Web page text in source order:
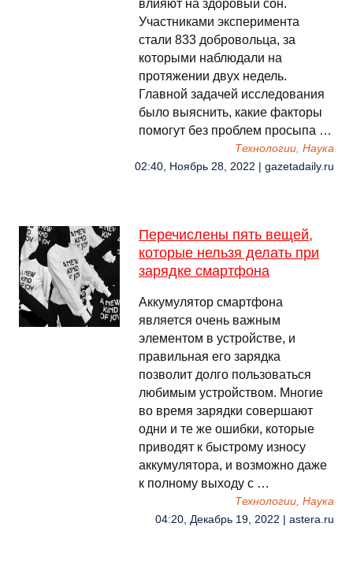
влияют на здоровый сон.
Участниками эксперимента
стали 833 добровольца, за
которыми наблюдали на
протяжении двух недель.
Главной задачей исследования
было выяснить, какие факторы
помогут без проблем просыпа …
Технологии, Наука
02:40, Ноябрь 28, 2022 | gazetadaily.ru
Перечислены пять вещей,
которые нельзя делать при
зарядке смартфона
Аккумулятор смартфона
является очень важным
элементом в устройстве, и
правильная его зарядка
позволит долго пользоваться
любимым устройством. Многие
во время зарядки совершают
одни и те же ошибки, которые
приводят к быстрому износу
аккумулятора, и возможно даже
к полному выходу с …
Технологии, Наука
04:20, Декабрь 19, 2022 | astera.ru